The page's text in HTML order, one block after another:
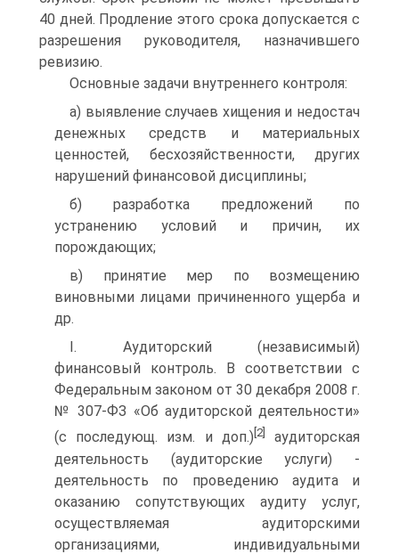
40 дней. Продление этого срока допускается с
разрешения руководителя, назначившего
ревизию.
Основные задачи внутреннего контроля:
а) выявление случаев хищения и недостач
денежных средств и материальных
ценностей, бесхозяйственности, других
нарушений финансовой дисциплины;
б) разработка предложений по
устранению условий и причин, их
порождающих;
в) принятие мер по возмещению
виновными лицами причиненного ущерба и
др.
I. Аудиторский (независимый)
финансовый контроль. В соответ­ствии с
Федеральным законом от 30 декабря 2008 г.
№ 307-ФЗ «Об аудиторской деятельности»
(с последующ. изм. и доп.) [2]
аудиторская
деятельность (аудиторские услуги) -
деятельность по проведению аудита и
оказанию сопутствующих аудиту услуг,
осуществляемая аудиторскими
организациями, индивидуальными